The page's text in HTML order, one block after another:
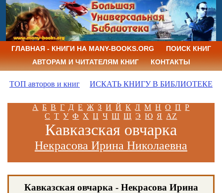
ГЛАВНАЯ - КНИГИ НА MANY-BOOKS.ORG
ПОИСК КНИГ
АВТОРАМ И ЧИТАТЕЛЯМ КНИГ
КОНТАКТЫ
ТОП авторов и книг ИСКАТЬ КНИГУ В БИБЛИОТЕКЕ
А Б В Г Д Е Ж З И Й К Л М Н О П Р
С Т У Ф Х Ц Ч Ш Щ Э Ю Я AZ
Кавказская овчарка
Некрасова Ирина Николаевна
Кавказская овчарка - Некрасова Ирина